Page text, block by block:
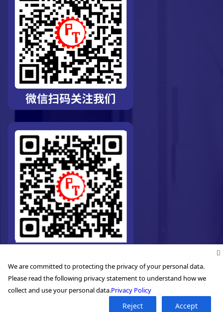
©2026. Pro-Technic Machinery Ltd. All right reserved.
We are committed to protecting the privacy of your personal data.
Please read the following privacy statement to understand how we
collect and use your personal data.Privacy Policy
Reject Accept